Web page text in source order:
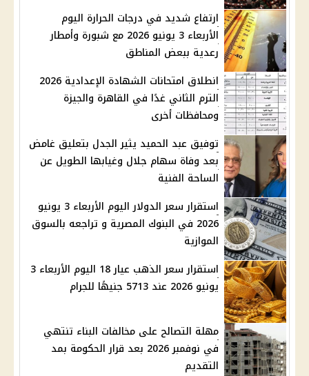
ارتفاع شديد في درجات الحرارة اليوم
الأربعاء 3 يونيو 2026 مع شبورة وأمطار
رعدية ببعض المناطق
انطلاق امتحانات الشهادة الإعدادية 2026
الترم الثاني غدًا في القاهرة والجيزة
ومحافظات أخرى
توفيق عبد الحميد يثير الجدل بتعليق غامض
بعد وفاة سهام جلال وغيابها الطويل عن
الساحة الفنية
استقرار سعر الدولار اليوم الأربعاء 3 يونيو
2026 في البنوك المصرية و تراجعه بالسوق
الموازية
استقرار سعر الذهب عيار 18 اليوم الأربعاء 3
يونيو 2026 عند 5713 جنيهًا للجرام
مهلة التصالح على مخالفات البناء تنتهي
في نوفمبر 2026 بعد قرار الحكومة بمد
التقديم